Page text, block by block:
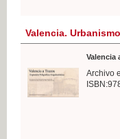
Valencia.
Valencia
Archivo